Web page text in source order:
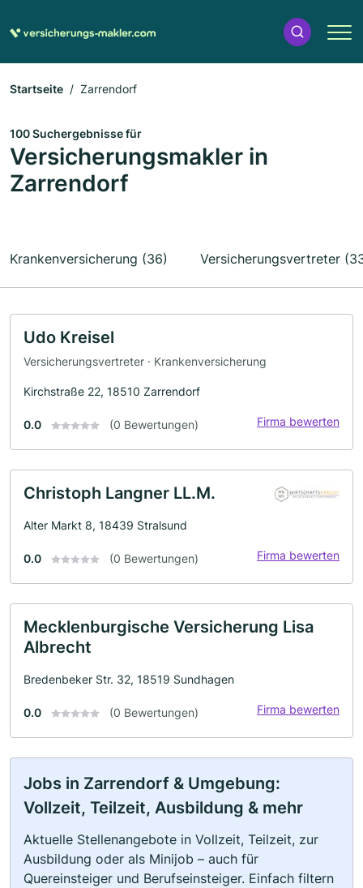
Startseite Zarrendorf
100 Suchergebnisse für
Versicherungsmakler in
Zarrendorf
Krankenversicherung (36) Versicherungsvertreter
Udo Kreisel
Versicherungsvertreter · Krankenversicherung
Kirchstraße 22, 18510 Zarrendorf
0.0 (0 Bewertungen) Firma bewerten
Christoph Langner LL.M.
Alter Markt 8, 18439 Stralsund
0.0 (0 Bewertungen) Firma bewerten
Mecklenburgische Versicherung Lisa
Albrecht
Bredenbeker Str. 32, 18519 Sundhagen
0.0 (0 Bewertungen) Firma bewerten
Jobs in Zarrendorf & Umgebung:
Vollzeit, Teilzeit, Ausbildung & mehr
Aktuelle Stellenangebote in Vollzeit, Teilzeit, zur
Ausbildung oder als Minijob – auch für
Quereinsteiger und Berufseinsteiger. Einfach filtern